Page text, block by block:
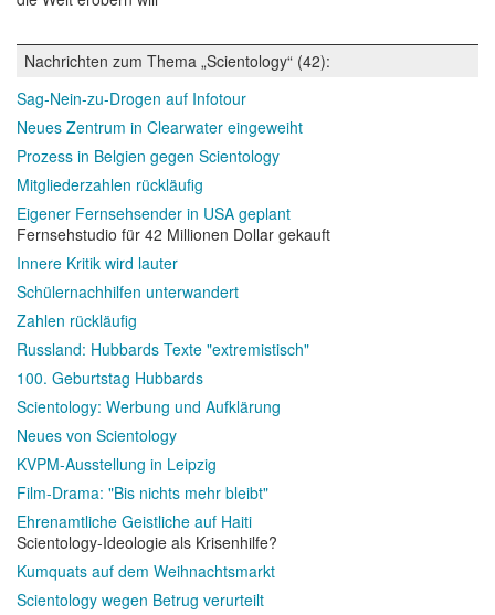
Nachrichten zum Thema „Scientology“ (42):
Sag-Nein-zu-Drogen auf Infotour
Neues Zentrum in Clearwater eingeweiht
Prozess in Belgien gegen Scientology
Mitgliederzahlen rückläufig
Eigener Fernsehsender in USA geplant
Fernsehstudio für 42 Millionen Dollar gekauft
Innere Kritik wird lauter
Schülernachhilfen unterwandert
Zahlen rückläufig
Russland: Hubbards Texte "extremistisch"
100. Geburtstag Hubbards
Scientology: Werbung und Aufklärung
Neues von Scientology
KVPM-Ausstellung in Leipzig
Film-Drama: "Bis nichts mehr bleibt"
Ehrenamtliche Geistliche auf Haiti
Scientology-Ideologie als Krisenhilfe?
Kumquats auf dem Weihnachtsmarkt
Scientology wegen Betrug verurteilt